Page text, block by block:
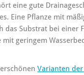
eine gute
Eine Pflanze mit
das Substrat bei einer
geringem
Varianten